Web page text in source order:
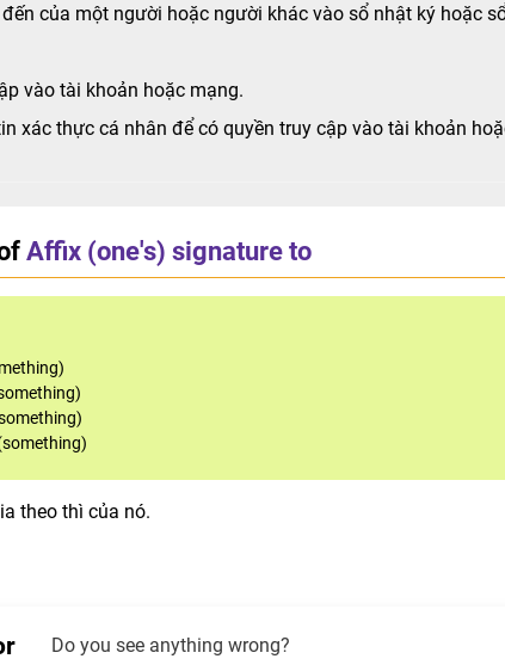
của một người hoặc người khác vào sổ nhật ký hoặc
vào tài khoản hoặc mạng.
xác thực cá nhân để có quyền truy cập vào tài khoản
Affix (one's) signature to
theo thì của nó.
Do you see anything wrong?